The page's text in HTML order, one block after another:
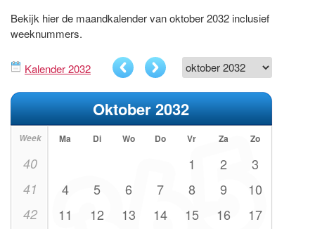
Bekijk hier de maandkalender van oktober 2032 inclusief
weeknummers.
Kalender 2032
Oktober 2032
Week Ma Di Wo Do Vr Za Zo
40 1 2 3
41 4 5 6 7 8 9 10
42 11 12 13 14 15 16 17